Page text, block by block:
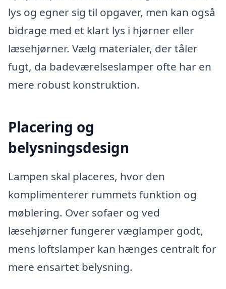
lys og egner sig til opgaver, men kan også
bidrage med et klart lys i hjørner eller
læsehjørner. Vælg materialer, der tåler
fugt, da badeværelseslamper ofte har en
mere robust konstruktion.
Placering og
belysningsdesign
Lampen skal placeres, hvor den
komplimenterer rummets funktion og
møblering. Over sofaer og ved
læsehjørner fungerer væglamper godt,
mens loftslamper kan hænges centralt for
mere ensartet belysning.